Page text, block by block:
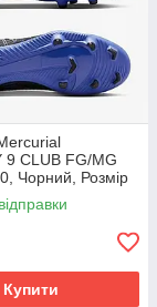
9 CLUB FG/MG
Чорний, Розмір
Купити